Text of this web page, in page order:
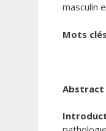
masculin
Mots
Abstract